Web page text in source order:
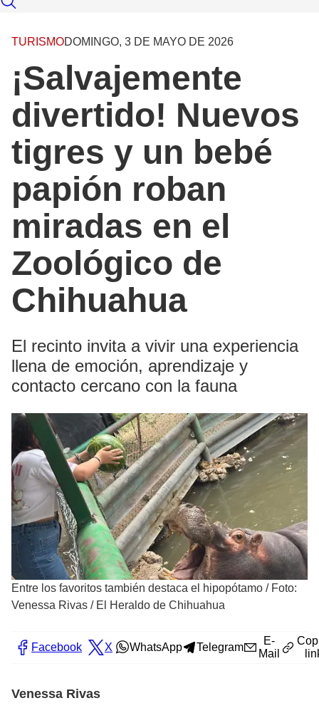
TURISMODOMINGO, 3 DE MAYO DE 2026
¡Salvajemente
divertido! Nuevos
tigres y un bebé
papión roban
miradas en el
Zoológico de
Chihuahua
El recinto invita a vivir una experiencia
llena de emoción, aprendizaje y
contacto cercano con la fauna
Entre los favoritos también destaca el hipopótamo / Foto:
Venessa Rivas / El Heraldo de Chihuahua
Facebook X WhatsApp Telegram
E-
Mail
Venessa Rivas